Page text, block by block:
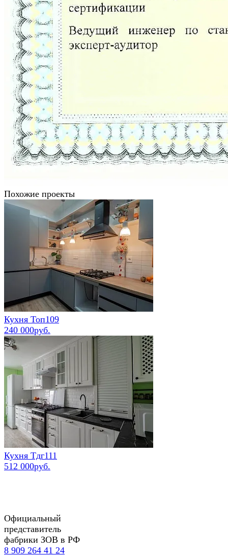
Похожие проекты
Кухня Топ109
240 000руб.
Кухня Тдг111
512 000руб.
Официальный
представитель
фабрики ЗОВ в РФ
8 909 264 41 24